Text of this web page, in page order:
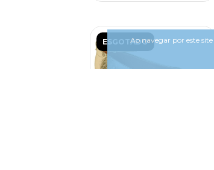
Ao navegar por este site
ESGOTADO